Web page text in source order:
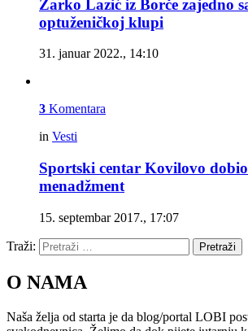
Žarko Lazić iz Borče zajedno
optuženičkoj klupi
31. januar 2022., 14:10
3 Komentara
in Vesti
Sportski centar Kovilovo
menadžment
15. septembar 2017., 17:07
Traži: Pretraži
O NAMA
Naša želja od starta je da blog/portal LOBI